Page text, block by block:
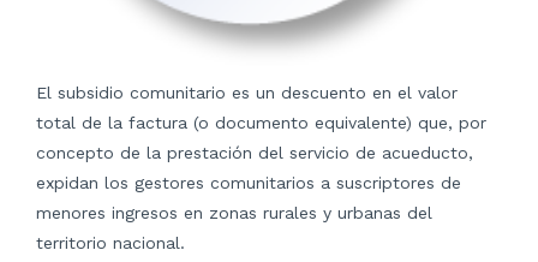
El subsidio comunitario es un descuento en el valor
total de la factura (o documento equivalente) que, por
concepto de la prestación del servicio de acueducto,
expidan los gestores comunitarios a suscriptores de
menores ingresos en zonas rurales y urbanas del
territorio nacional.